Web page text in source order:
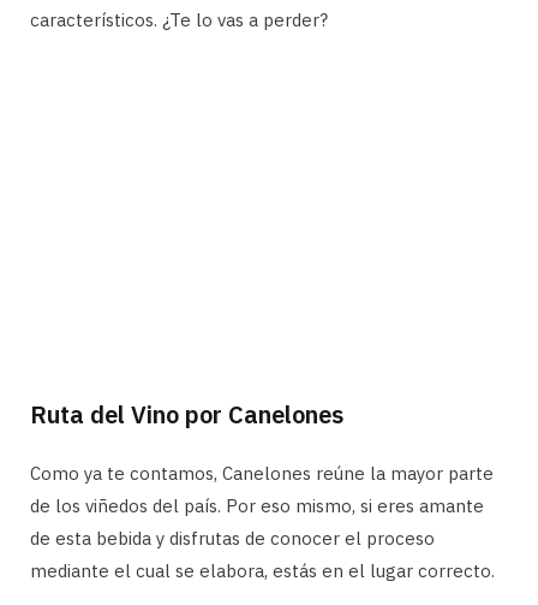
característicos. ¿Te lo vas a perder?
Ruta del Vino por Canelones
Como ya te contamos, Canelones reúne la mayor parte
de los viñedos del país. Por eso mismo, si eres amante
de esta bebida y disfrutas de conocer el proceso
mediante el cual se elabora, estás en el lugar correcto.